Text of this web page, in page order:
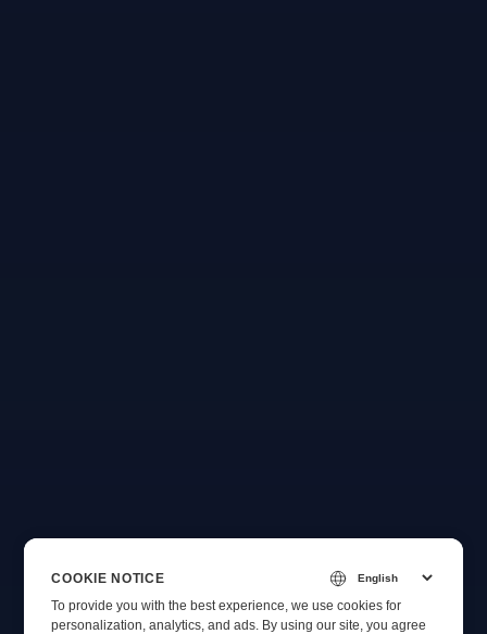
COOKIE NOTICE
To provide you with the best experience, we use cookies for
personalization, analytics, and ads. By using our site, you agree